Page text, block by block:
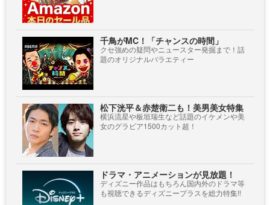
千鳥がMC！「チャンスの時間」
クセ強めの疑問やニュースター発掘まで！話
題のオリジナルバラエティー
松下洸平＆赤楚衛二も！美男美女特集
横浜流星や板垣瑞生など話題のイケメンや美
女のグラビア1500カット超！
ドラマ・アニメーションが見放題！
ディズニー作品はもちろん国内外のドラマ等
も視聴できるディズニープラスを総力特集!!